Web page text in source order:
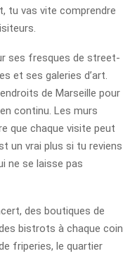
tu vas vite comprendre
ses fresques de street-
et ses galeries d’art.
de Marseille pour
continu. Les murs
que chaque visite peut
un vrai plus si tu reviens
ne se laisse pas
des boutiques de
bistrots à chaque coin
friperies, le quartier